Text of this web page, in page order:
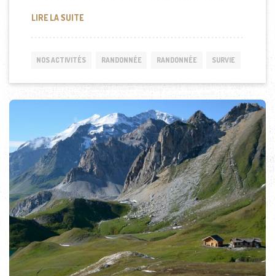
LIRE LA SUITELES 10 RÈGLES AVANT D’ALLER EN MONTAGNE
NOS ACTIVITÉS RANDONNÉE RANDONNÉE SURVIE